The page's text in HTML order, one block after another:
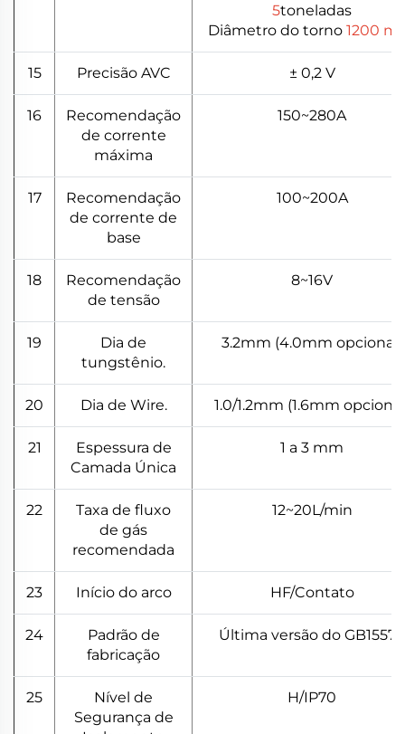
5toneladas
Diâmetro do torno 1200
15 Precisão AVC ± 0,2 V
16
Recomendação
de corrente
máxima
150~280A
17
Recomendação
de corrente de
base
100~200A
18
Recomendação
de tensão
8~16V
19
Dia de
tungstênio.
3.2mm (4.0mm opcional)
20 Dia de Wire. 1.0/1.2mm (1.6mm
21
Espessura de
Camada Única
1 a 3 mm
22
Taxa de fluxo
de gás
recomendada
12~20L/min
23 Início do arco HF/Contato
24
Padrão de
fabricação
Última versão do GB15579
25
Nível de
Segurança de
H/IP70